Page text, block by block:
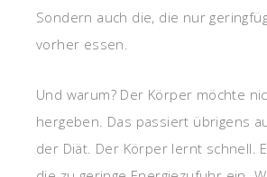
Sondern auch die, die nur
vorher essen.
Und warum? Der Körper möchte
hergeben. Das passiert übrigens
der Diät. Der Körper lernt schnell.